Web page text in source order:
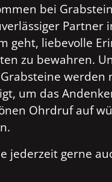
bei
Partner
geht, liebevolle
zu bewahren.
werden
um das
Ohrdruf auf
jederzeit gerne